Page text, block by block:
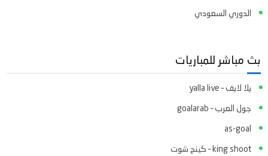
الدوري السعودي
بث مباشر للمباريات
يلا لايف – yalla live
جول العرب – goalarab
as-goal
king shoot – كينج شوت